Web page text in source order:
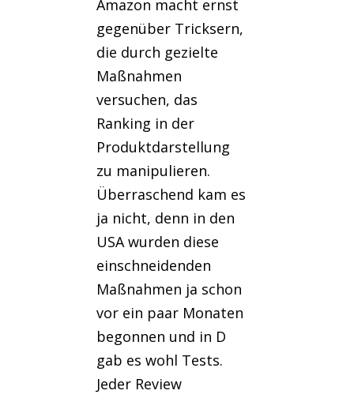
Amazon macht ernst
gegenüber Tricksern,
die durch gezielte
Maßnahmen
versuchen, das
Ranking in der
Produktdarstellung
zu manipulieren.
Überraschend kam es
ja nicht, denn in den
USA wurden diese
einschneidenden
Maßnahmen ja schon
vor ein paar Monaten
begonnen und in D
gab es wohl Tests.
Jeder Review